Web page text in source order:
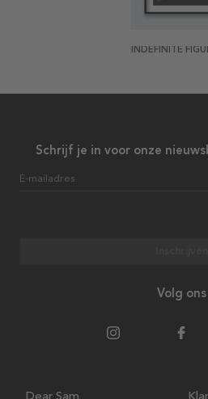
Schrijf je in voor onze
E-mailadres
Volg ons
Dear Sam